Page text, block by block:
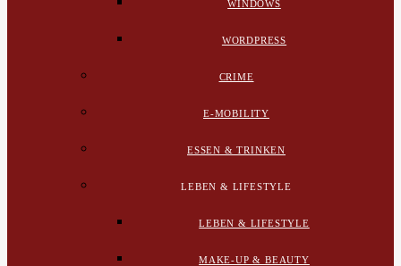
WINDOWS
WORDPRESS
CRIME
E-MOBILITY
ESSEN & TRINKEN
LEBEN & LIFESTYLE
LEBEN & LIFESTYLE
MAKE-UP & BEAUTY